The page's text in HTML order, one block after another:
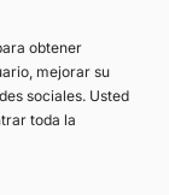
obtener
mejorar su
sociales. Usted
toda la
744 408 070